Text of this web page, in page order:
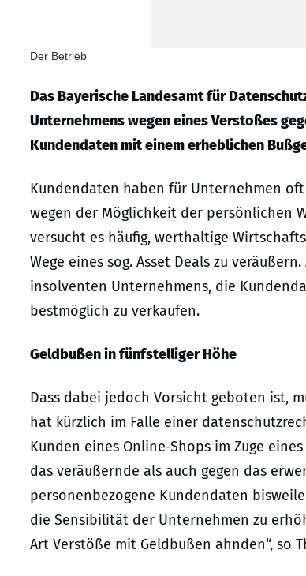
Der Betrieb
Das Bayerische Landesamt für
Unternehmens wegen eines Verstoßes
Kundendaten mit einem erheblichen
Kundendaten haben für Unternehmen
wegen der Möglichkeit der persönlichen
versucht es häufig, werthaltige
Wege eines sog. Asset Deals zu
insolventen Unternehmens, die
bestmöglich zu verkaufen.
Geldbußen in fünfstelliger Höhe
Dass dabei jedoch Vorsicht geboten ist,
hat kürzlich im Falle einer
Kunden eines Online-Shops im Zuge
das veräußernde als auch gegen das
personenbezogene Kundendaten
die Sensibilität der Unternehmen zu
Art Verstöße mit Geldbußen ahnden“, so